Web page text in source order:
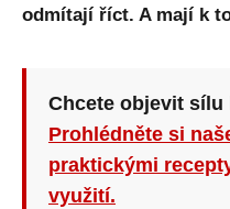
odmítají říct. A mají k
Chcete objevit
Prohlédněte si
praktickými
využití.